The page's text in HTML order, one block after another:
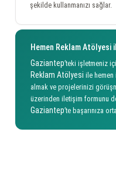
şekilde kullanmanızı sağlar.
Hemen Reklam Atölyesi
Gaziantep’teki işletmeniz
Reklam Atölyesi ile
almak ve projelerinizi
üzerinden iletişim formunu
Gaziantep’te başarınıza